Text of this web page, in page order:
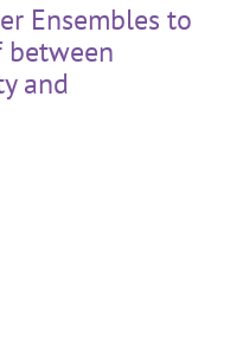
Ensembles to
between
and